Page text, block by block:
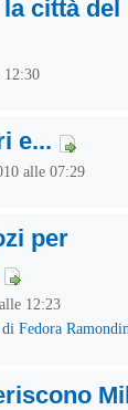
città del
12:30
e...
alle 07:29
per
12:23
Fedora